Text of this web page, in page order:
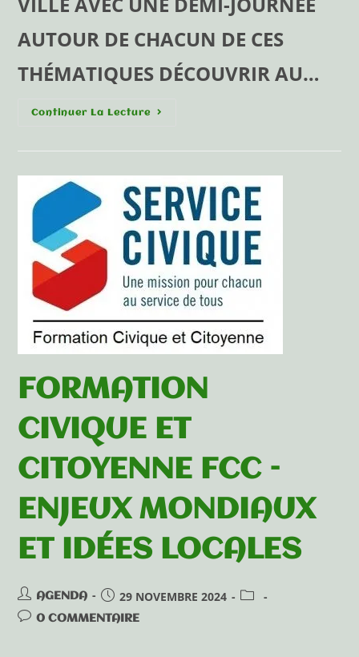
AUTOUR DE CHACUN DE CES
THÉMATIQUES DÉCOUVRIR AU…
Continuer La Lecture
FORMATION
CIVIQUE ET
CITOYENNE FCC –
ENJEUX MONDIAUX
ET IDÉES LOCALES
AGENDA 29 NOVEMBRE 2024
0 COMMENTAIRE